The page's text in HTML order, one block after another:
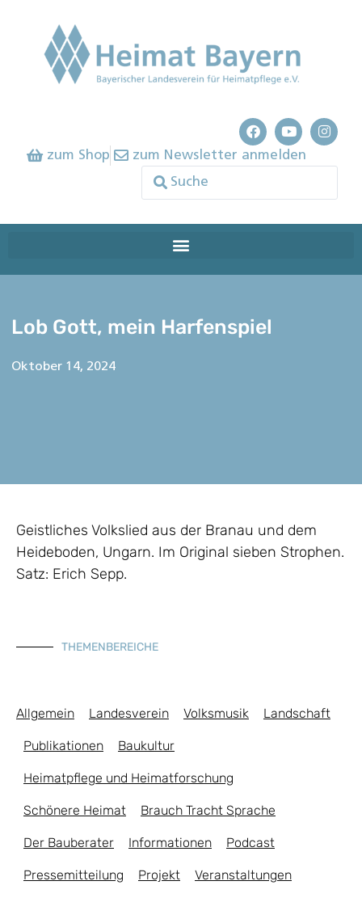
zum Shop zum Newsletter anmelden
Lob Gott, mein Harfenspiel
Oktober 14, 2024
Geistliches Volkslied aus der Branau und dem
Heideboden, Ungarn. Im Original sieben Strophen.
Satz: Erich Sepp.
THEMENBEREICHE
Allgemein Landesverein Volksmusik Landschaft
Publikationen Baukultur
Heimatpflege und Heimatforschung
Schönere Heimat Brauch Tracht Sprache
Der Bauberater Informationen Podcast
Pressemitteilung Projekt Veranstaltungen